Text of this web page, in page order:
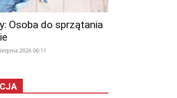
Osoba do sprzątania
2026 06:11